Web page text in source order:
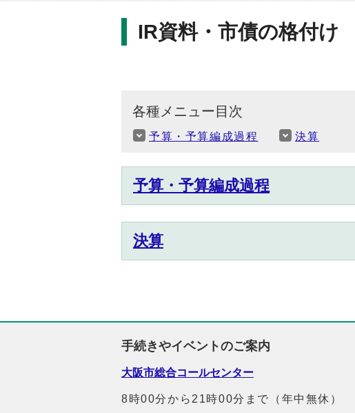
IR資料・市債の格付け
各種メニュー目次
予算・予算編成過程 決算
予算・予算編成過程
決算
手続きやイベントのご案内
大阪市総合コールセンター
8時00分から21時00分まで（年中無休）